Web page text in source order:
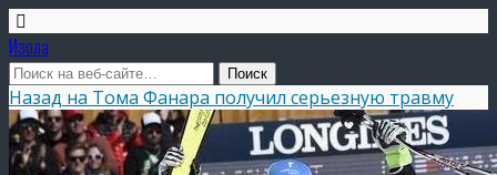
Изола
Назад на Тома Фанара получил серьезную травму